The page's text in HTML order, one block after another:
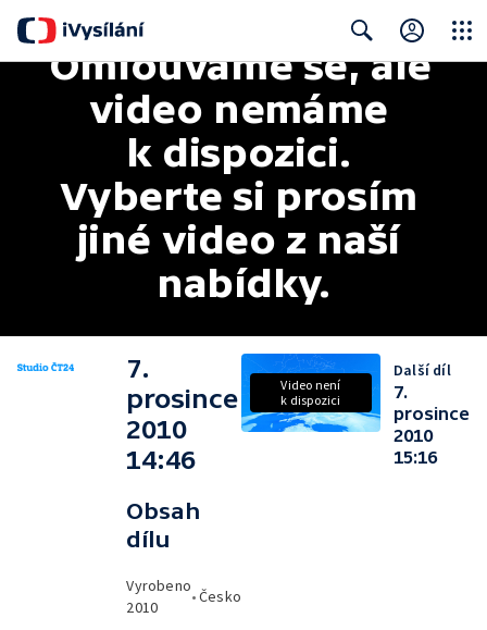
Search
Omlouváme se, ale
video nemáme
k dispozici.
Vyberte si prosím
jiné video z naší
nabídky.
7.
prosince
2010
14:46
Obsah
dílu
Vyrobeno
2010
•Česko
Video není
k dispozici
Další díl
7.
prosince
2010
15:16